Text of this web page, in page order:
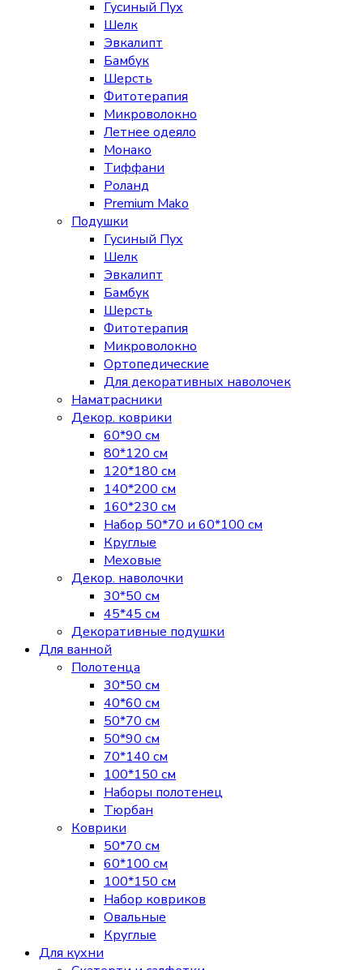
Гусиный Пух
Шелк
Эвкалипт
Бамбук
Шерсть
Фитотерапия
Микроволокно
Летнее одеяло
Монако
Тиффани
Роланд
Premium Mako
Подушки
Гусиный Пух
Шелк
Эвкалипт
Бамбук
Шерсть
Фитотерапия
Микроволокно
Ортопедические
Для декоративных наволочек
Наматрасники
Декор. коврики
60*90 см
80*120 см
120*180 см
140*200 см
160*230 см
Набор 50*70 и 60*100 см
Круглые
Меховые
Декор. наволочки
30*50 см
45*45 см
Декоративные подушки
Для ванной
Полотенца
30*50 см
40*60 см
50*70 см
50*90 см
70*140 см
100*150 см
Наборы полотенец
Тюрбан
Коврики
50*70 см
60*100 см
100*150 см
Набор ковриков
Овальные
Круглые
Для кухни